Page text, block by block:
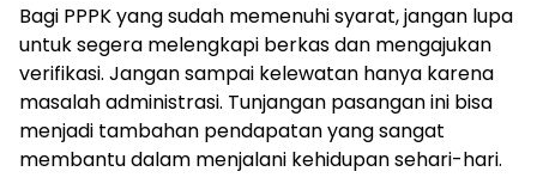
Bagi PPPK yang sudah memenuhi syarat, jangan lupa
untuk segera melengkapi berkas dan mengajukan
verifikasi. Jangan sampai kelewatan hanya karena
masalah administrasi. Tunjangan pasangan ini bisa
menjadi tambahan pendapatan yang sangat
membantu dalam menjalani kehidupan sehari-hari.